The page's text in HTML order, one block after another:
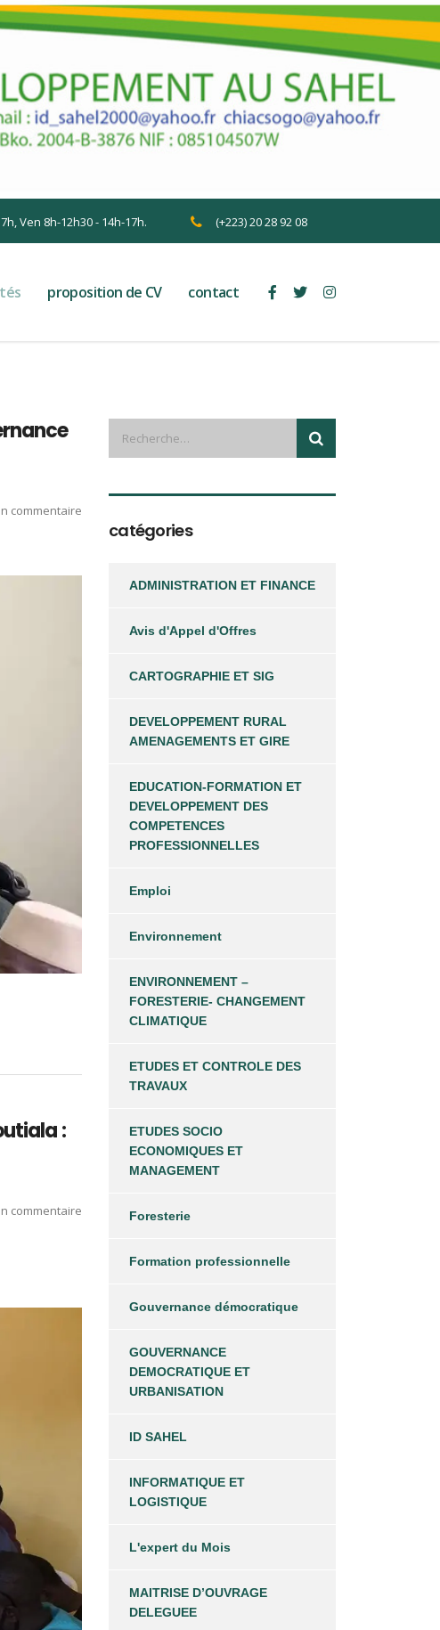
Ven 8h-12h30 - 14h-17h. (+223) 20 28 92 08
proposition de CV contact
commentaire
:
commentaire
catégories
ADMINISTRATION ET FINANCE
Avis d'Appel d'Offres
CARTOGRAPHIE ET SIG
DEVELOPPEMENT RURAL
AMENAGEMENTS ET GIRE
EDUCATION-FORMATION ET
DEVELOPPEMENT DES
COMPETENCES
PROFESSIONNELLES
Emploi
Environnement
ENVIRONNEMENT –
FORESTERIE- CHANGEMENT
CLIMATIQUE
ETUDES ET CONTROLE DES
TRAVAUX
ETUDES SOCIO
ECONOMIQUES ET
MANAGEMENT
Foresterie
Formation professionnelle
Gouvernance démocratique
GOUVERNANCE
DEMOCRATIQUE ET
URBANISATION
ID SAHEL
INFORMATIQUE ET
LOGISTIQUE
L'expert du Mois
MAITRISE D’OUVRAGE
DELEGUEE